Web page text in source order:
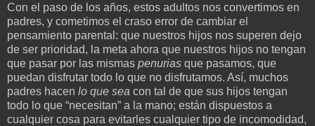
Con el paso de los años, estos adultos nos convertimos en
padres, y cometimos el craso error de cambiar el
pensamiento parental: que nuestros hijos nos superen dejo
de ser prioridad, la meta ahora que nuestros hijos no tengan
que pasar por las mismas penurias que pasamos, que
puedan disfrutar todo lo que no disfrutamos. Así, muchos
padres hacen lo que sea con tal de que sus hijos tengan
todo lo que “necesitan” a la mano; están dispuestos a
cualquier cosa para evitarles cualquier tipo de incomodidad,